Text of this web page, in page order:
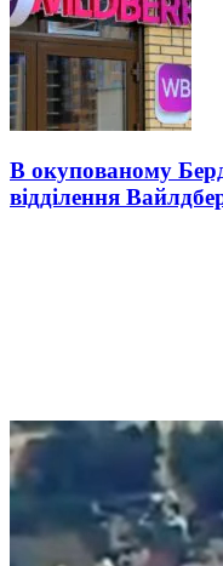
В окупованому
відділення